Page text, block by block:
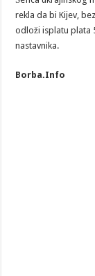
rekla da bi Kijev,
odloži isplatu plata
nastavnika.
Borba.Info